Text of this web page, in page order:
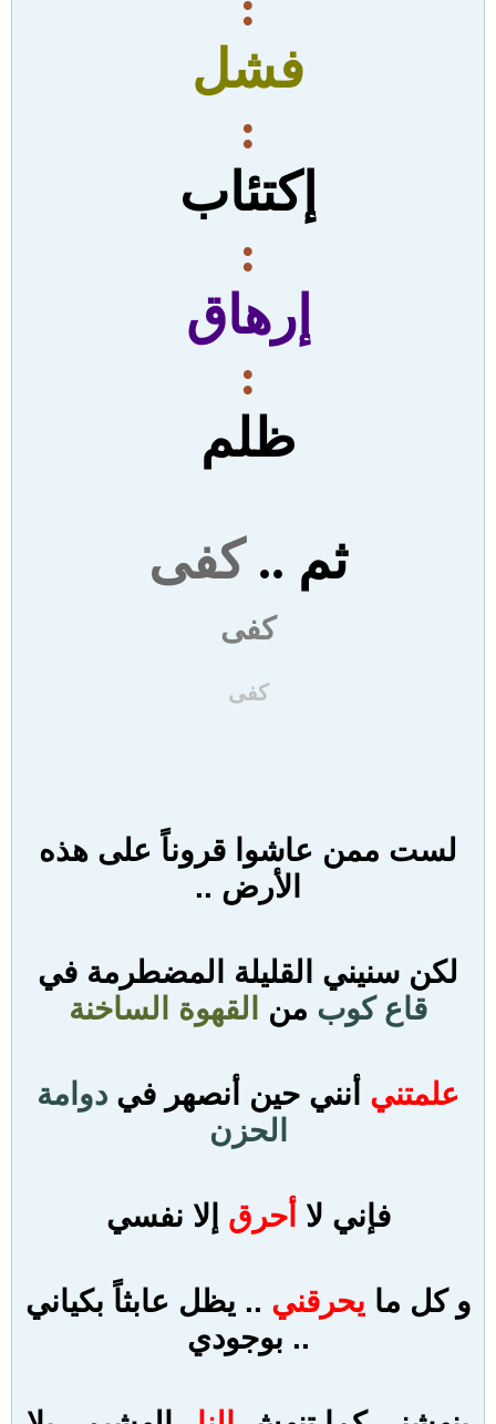
فشل
:
إكتئاب
:
إرهاق
:
ظلم
ثم ..كفى
كفى
كفى
لست ممن عاشوا قروناً على هذه
الأرض ..
لكن سنيني القليلة المضطرمة في
قاع كوب من القهوة الساخنة
علمتني أنني حين أنصهر في دوامة
الحزن
فإني لا أحرق إلا نفسي
و كل ما يحرقني .. يظل عابثاً بكياني
.. بوجودي